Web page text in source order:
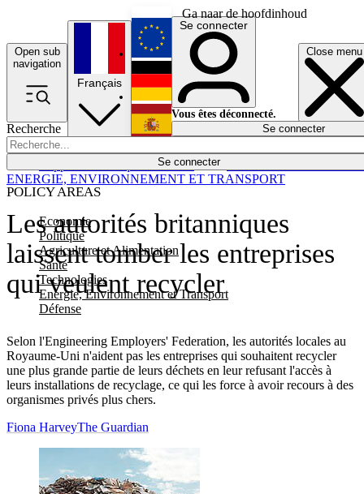
Ga naar de hoofdinhoud
Open sub
navigation
Close menu
Recherche
Se connecter
POLICY AREAS
Economie
Politique
Agriculture et Alimentation
Santé
Technologies
Energie, Environnement et Transport
Défense
Économie
Français
English
Deutsch
Español
Se connecter
Vous êtes déconnecté.
Se connecter
Les autorités britanniques
laissent tomber les entreprises
qui veulent recycler
Selon l'Engineering Employers' Federation, les autorités locales au
Royaume-Uni n'aident pas les entreprises qui souhaitent recycler
une plus grande partie de leurs déchets en leur refusant l'accès à
leurs installations de recyclage, ce qui les force à avoir recours à des
organismes privés plus chers.
ENERGIE, ENVIRONNEMENT ET TRANSPORT
Fiona HarveyThe Guardian